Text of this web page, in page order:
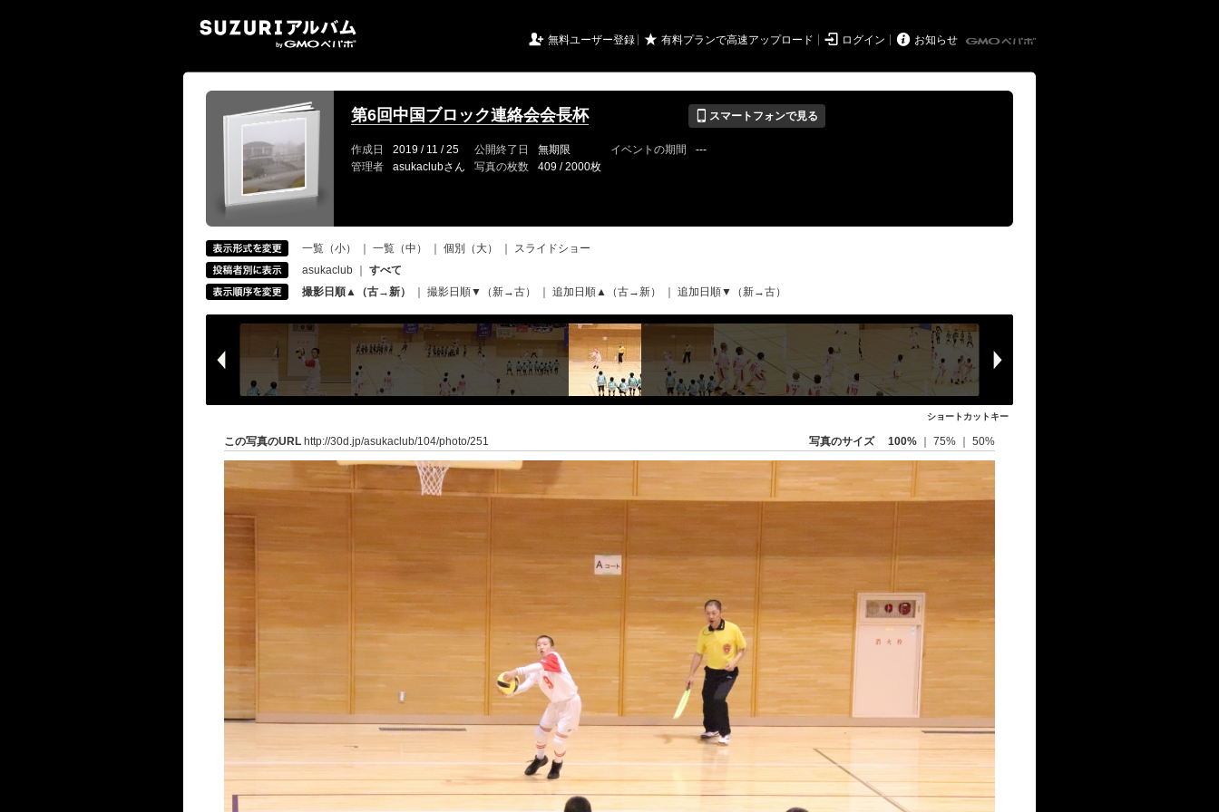
 無料ユーザー登録 ★ 有料プランで高速アップロード  ログイン  お知らせ
第6回中国ブロック連絡会会長杯 📱 スマートフォンで見る
作成日 2019 / 11 / 25 公開終了日 無期限 イベントの期間
---
管理者
asukaclubさん 写真の枚数 409 / 2000枚
一覧（小） 一覧（中） 個別（大）
スライドショー
asukaclub
すべて
撮影日順▲（古→新）
撮影日順▼（新→古） 追加日順▲（古→新） 追加日順▼（新→古）
ショートカットキー
この写真のURL http://30d.jp/asukaclub/104/photo/251 写真のサイズ 100% 75% 50%